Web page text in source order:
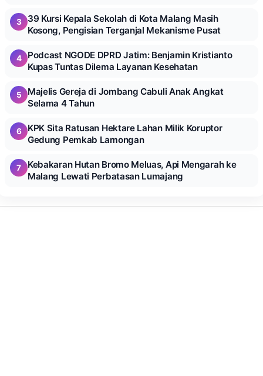
3
39 Kursi Kepala Sekolah di Kota Malang Masih
Kosong, Pengisian Terganjal Mekanisme Pusat
4
Podcast NGODE DPRD Jatim: Benjamin Kristianto
Kupas Tuntas Dilema Layanan Kesehatan
5
Majelis Gereja di Jombang Cabuli Anak Angkat
Selama 4 Tahun
6
KPK Sita Ratusan Hektare Lahan Milik Koruptor
Gedung Pemkab Lamongan
7
Kebakaran Hutan Bromo Meluas, Api Mengarah ke
Malang Lewati Perbatasan Lumajang